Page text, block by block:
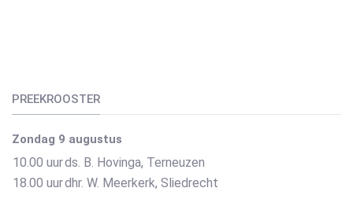
PREEKROOSTER
Zondag 9 augustus
10.00 uurds. B. Hovinga, Terneuzen
18.00 uurdhr. W. Meerkerk, Sliedrecht